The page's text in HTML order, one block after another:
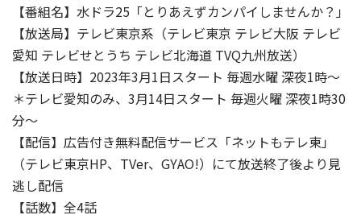
【番組名】水ドラ25「とりあえずカンパイしませんか？」
【放送局】テレビ東京系（テレビ東京 テレビ大阪 テレビ
愛知 テレビせとうち テレビ北海道 TVQ九州放送）
【放送日時】2023年3月1日スタート 毎週水曜 深夜1時～
＊テレビ愛知のみ、3月14日スタート 毎週火曜 深夜1時30
分～
【配信】広告付き無料配信サービス「ネットもテレ東」
（テレビ東京HP、TVer、GYAO!）にて放送終了後より見
逃し配信
【話数】全4話